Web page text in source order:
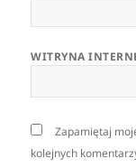
WITRYNA
Zapamiętaj
kolejnych